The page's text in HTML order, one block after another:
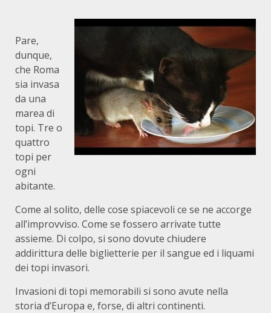
Pare,
dunque,
che Roma
sia invasa
da una
marea di
topi. Tre o
quattro
topi per
ogni
abitante.
Come al solito, delle cose spiacevoli ce se ne accorge
all’improvviso. Come se fossero arrivate tutte
assieme. Di colpo, si sono dovute chiudere
addirittura delle biglietterie per il sangue ed i liquami
dei topi invasori.
Invasioni di topi memorabili si sono avute nella
storia d’Europa e, forse, di altri continenti.